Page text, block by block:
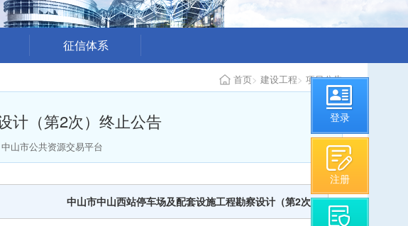
登录
注册
征信体系
中介代理机构从业情况
首页> 建设工程> 项目公告
计（第2次）终止公告
山市公共资源交易平台
中山市中山西站停车场及配套设施工程勘察设计（第2次）